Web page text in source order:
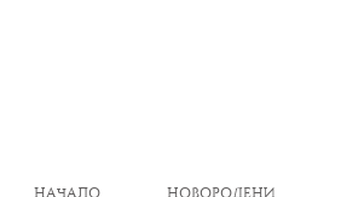
НАЧАЛО НОВОРОДЕНИ